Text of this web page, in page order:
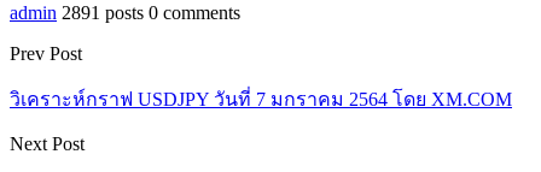
admin 2891 posts 0 comments
Prev Post
วิเคราะห์กราฟ USDJPY วันที่ 7 มกราคม 2564 โดย XM.COM
Next Post